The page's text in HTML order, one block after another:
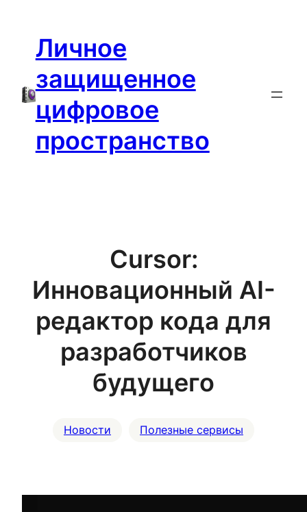
содержимому
Личное
защищенное
цифровое
пространство
Cursor:
Инновационный AI-
редактор кода для
разработчиков
будущего
Новости Полезные сервисы